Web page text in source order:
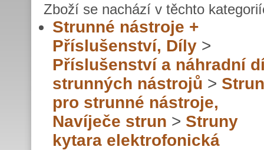
Zboží se nachází v těchto
Strunné nástroje +
Příslušenství, Díly >
Příslušenství a náhradní
strunných nástrojů >
pro strunné nástroje,
Navíječe strun > Struny
kytara elektrofonická